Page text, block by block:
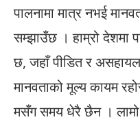
पालनामा मात्र नभई
सम्झाउँछ । हाम्रो देशमा
छ, जहाँ पीडित र
मानवताको मूल्य कायम
मसँग समय धेरै छैन ।